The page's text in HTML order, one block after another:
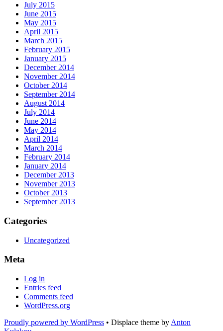
July 2015
June 2015
May 2015
April 2015
March 2015
February 2015
January 2015
December 2014
November 2014
October 2014
September 2014
August 2014
July 2014
June 2014
May 2014
April 2014
March 2014
February 2014
January 2014
December 2013
November 2013
October 2013
September 2013
Categories
Uncategorized
Meta
Log in
Entries feed
Comments feed
WordPress.org
Proudly powered by WordPress • Displace theme by Anton